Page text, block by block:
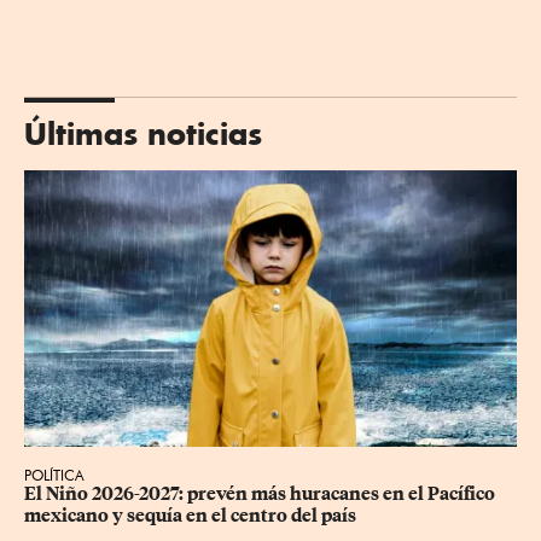
Últimas noticias
POLÍTICA
El Niño 2026-2027: prevén más huracanes en el Pacífico
mexicano y sequía en el centro del país